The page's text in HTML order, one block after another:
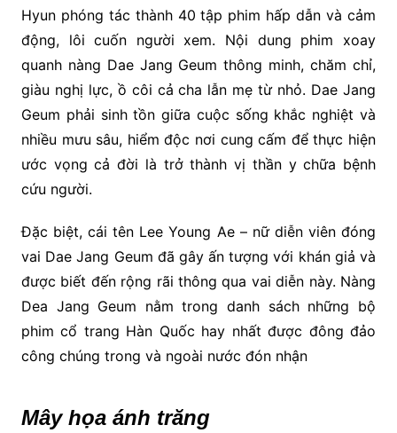
Hyun phóng tác thành 40 tập phim hấp dẫn và cảm
động, lôi cuốn người xem. Nội dung phim xoay
quanh nàng Dae Jang Geum thông minh, chăm chỉ,
giàu nghị lực, ồ côi cả cha lẫn mẹ từ nhỏ. Dae Jang
Geum phải sinh tồn giữa cuộc sống khắc nghiệt và
nhiều mưu sâu, hiểm độc nơi cung cấm để thực hiện
ước vọng cả đời là trở thành vị thần y chữa bệnh
cứu người.
Đặc biệt, cái tên Lee Young Ae – nữ diễn viên đóng
vai Dae Jang Geum đã gây ấn tượng với khán giả và
được biết đến rộng rãi thông qua vai diễn này. Nàng
Dea Jang Geum nằm trong danh sách những bộ
phim cổ trang Hàn Quốc hay nhất được đông đảo
công chúng trong và ngoài nước đón nhận
Mây họa ánh trăng